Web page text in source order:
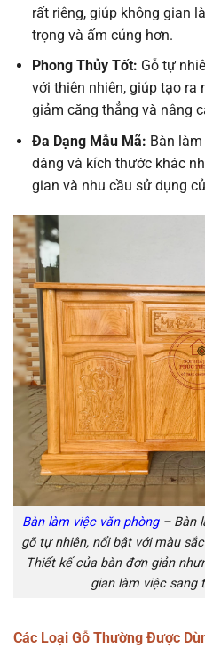
rất riêng, giúp không gian
trọng và ấm cúng hơn.
Phong Thủy Tốt: Gỗ tự
với thiên nhiên, giúp tạo
giảm căng thẳng và nâng
Đa Dạng Mẫu Mã: Bàn
dáng và kích thước khác
gian và nhu cầu sử dụng
Bàn làm việc văn phòng– Bàn
gõ tự nhiên, nổi bật với màu
Thiết kế của bàn đơn giản
gian làm việc sang
Các Loại Gỗ Thường Được